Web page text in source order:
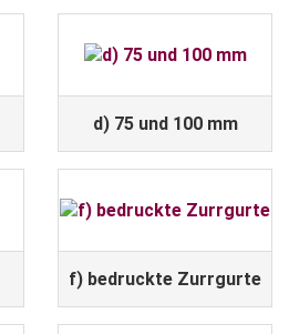
d) 75 und 100 mm
f) bedruckte Zurrgurte